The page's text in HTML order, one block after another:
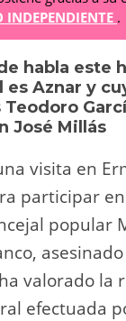
s
A
p
p
e
b
o
o
k
di
t
INDEPENDIENTE .
habla este
Aznar y
José Millás
visita en
participar
popular
valorado la
efectuada